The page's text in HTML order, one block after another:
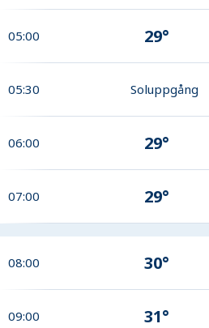
05:00 29°
05:30 Soluppgång
06:00 29°
07:00 29°
08:00 30°
09:00 31°